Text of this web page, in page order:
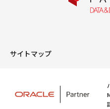
サイトマップ